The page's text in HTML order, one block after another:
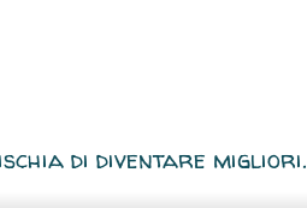
di diventare migliori.